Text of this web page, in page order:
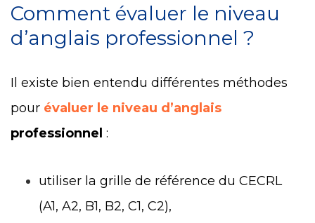
Comment évaluer le niveau
d’anglais professionnel ?
Il existe bien entendu différentes méthodes
pour évaluer le niveau d’anglais
professionnel :
utiliser la grille de référence du CECRL
(A1, A2, B1, B2, C1, C2),